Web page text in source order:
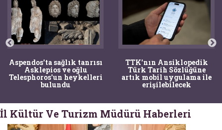
Aspendos'ta sağlık tanrısı
Asklepios ve oğlu
Telesphoros'un heykelleri
bulundu
TTK'nın Ansiklopedik
Türk Tarih Sözlüğüne
artık mobil uygulama ile
erişilebilecek
İl Kültür Ve Turizm Müdürü Haberleri